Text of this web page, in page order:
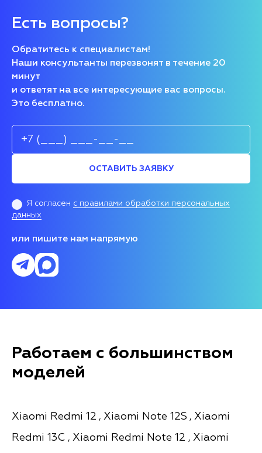
Есть вопросы?
Обратитесь к специалистам!
Наши консультанты перезвонят в течение 20
минут
и ответят на все интересующие вас вопросы.
Это бесплатно.
ОСТАВИТЬ ЗАЯВКУ
Я согласен с правилами обработки персональных
данных
или пишите нам напрямую
Работаем с большинством
моделей
Xiaomi Redmi 12 , Xiaomi Note 12S , Xiaomi
Redmi 13C , Xiaomi Redmi Note 12 , Xiaomi